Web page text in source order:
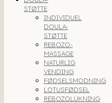
STØTTE
INDIVIDUEL
DOULA-
STØTTE
REBOZO-
MASSAGE
NATURLIG
VENDING
FØDSELSMODNING
LOTUSFØDSEL
REBOZOLUKNING